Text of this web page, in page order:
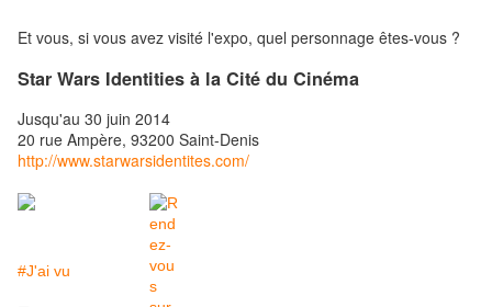
Et vous, si vous avez visité l'expo, quel personnage êtes-vous ?
Star Wars Identities à la Cité du Cinéma
Jusqu'au 30 juin 2014
20 rue Ampère, 93200 Saint-Denis
http://www.starwarsidentites.com/
#J'ai vu